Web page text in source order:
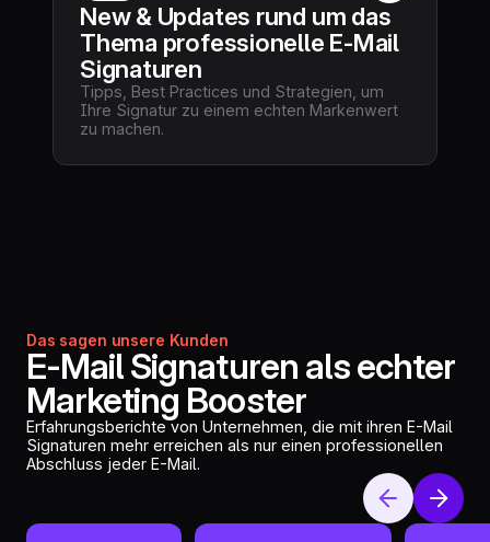
New & Updates rund um das
Thema professionelle E-Mail
Signaturen
Tipps, Best Practices und Strategien, um
Ihre Signatur zu einem echten Markenwert
zu machen.
Das sagen unsere Kunden
E-Mail Signaturen als echter
Marketing Booster
Erfahrungsberichte von Unternehmen, die mit ihren E-Mail
Signaturen mehr erreichen als nur einen professionellen
Abschluss jeder E-Mail.